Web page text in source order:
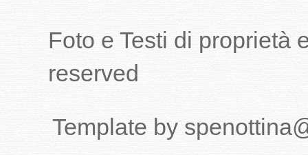
Foto e Testi di proprietà
reserved
Template by